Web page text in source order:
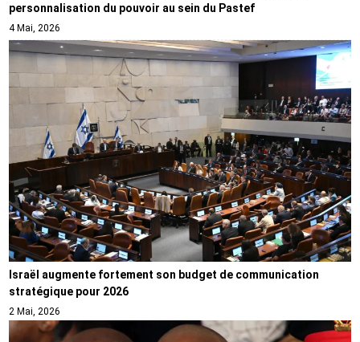
personnalisation du pouvoir au sein du Pastef
4 Mai, 2026
Israël augmente fortement son budget de communication
stratégique pour 2026
2 Mai, 2026